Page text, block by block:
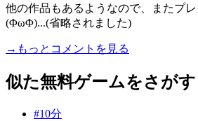
他の作品もあるようなので、またプ
(ΦωΦ)...(省略されました)
→もっとコメントを見る
似た無料ゲームをさがす
#10分